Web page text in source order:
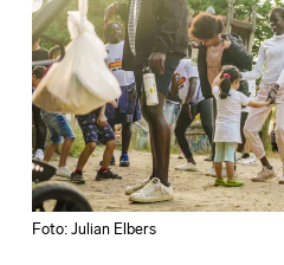
Foto: Julian Elbers